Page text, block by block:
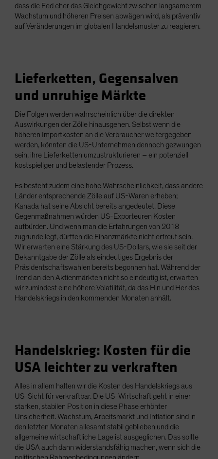
dass die Fed eher das Gleichgewicht zwischen langsamerem
Wachstum und höheren Preisen abwägen wird, als präventiv
auf Veränderungen im globalen Handelsmuster zu reagieren.
Lieferketten, Gegensalven
und unruhige Märkte
Die Folgen werden wahrscheinlich über die direkten
Auswirkungen der Zölle hinausgehen. Selbst wenn die
höheren Importkosten an die Verbraucher weitergegeben
werden, könnten die US-Unternehmen dennoch gezwungen
sein, ihre Lieferketten umzustrukturieren – ein potenziell
kostspieliger und belastender Prozess.
Es besteht zudem eine hohe Wahrscheinlichkeit, dass andere
Länder entsprechende Zölle auf US-Waren erheben;
Kanada hat seine Absicht bereits angedeutet. Diese
Gegenmaßnahmen würden US-Exporteuren Kosten
aufbürden. Und wenn man die Erfahrungen von 2018
zugrunde legt, dürften die Finanzmärkte nicht erfreut sein.
Wir erwarten eine Stärkung des US-Dollars, wie sie seit der
Bekanntgabe der Zölle als eindeutiges Ergebnis der
Präsidentschaftswahlen bereits begonnen hat. Während der
Trend an den Aktienmärkten nicht so eindeutig ist, erwarten
wir zumindest eine höhere Volatilität, da das Hin und Her des
Handelskriegs in den kommenden Monaten anhält.
Handelskrieg: Kosten für die
USA leichter zu verkraften
Alles in allem halten wir die Kosten des Handelskriegs aus
US-Sicht für verkraftbar. Die US-Wirtschaft geht in einer
starken, stabilen Position in diese Phase erhöhter
Unsicherheit. Wachstum, Arbeitsmarkt und Inflation sind in
den letzten Monaten allesamt stabil geblieben und die
allgemeine wirtschaftliche Lage ist ausgeglichen. Das sollte
die USA auch dann widerstandsfähig machen, wenn sich die